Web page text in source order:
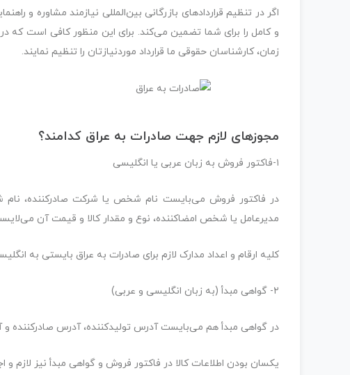
اگر در تنظیم قراردادهای بازرگانی بین‌­المللی نیازمند مشاوره و
و کامل را برای شما تضمین می­‌کند. برای این منظور کافی است که
زمان، کارشناسان حقوقی ما قرارداد موردنیازتان را تنظیم نمایند.
مجوزهای لازم جهت صادرات به عراق کدامند؟
۱-فاکتور فروش به زبان عربی یا انگلیسی
در فاکتور فروش می‌بایست نام شخص یا شرکت صادرکننده، نام
مدیرعامل یا شخص امضاکننده، نوع و مقدار کالا و قیمت آن
کلیه ارقام و اعداد مدارک لازم برای صادرات به عراق بایستی به
۲- گواهی مبدأ (به زبان انگلیسی و عربی)
در گواهی مبدأ هم می‌بایست آدرس تولیدکننده، آدرس صادرکننده و
یکسان بودن اطلاعات کالا در فاکتور فروش و گواهی مبدأ نیز لازم و